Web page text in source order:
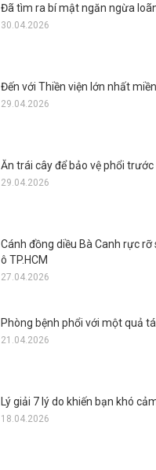
Đã tìm ra bí mật ngăn ngừa
30.04.2026
Đến với Thiền viện lớn nhất
29.04.2026
Ăn trái cây để bảo vệ phổi
29.04.2026
Cánh đồng diều Bà Canh rực
ô TP.HCM
27.04.2026
Phòng bệnh phổi với một quả
21.04.2026
Lý giải 7 lý do khiến bạn khó
18.04.2026